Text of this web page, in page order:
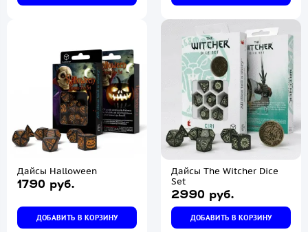
Дайсы Halloween
1790 руб.
ДОБАВИТЬ В КОРЗИНУ
Дайсы The Witcher Dice
Set
2990 руб.
ДОБАВИТЬ В КОРЗИНУ